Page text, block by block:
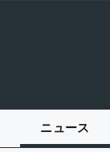
ニュース